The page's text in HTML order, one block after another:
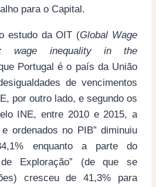
para o Capital.
estudo da OIT (Global Wage
wage inequality in the
Portugal é o país da União
de vencimentos
por outro lado, e segundo os
INE, entre 2010 e 2015, a
ordenados no PIB” diminuiu
enquanto a parte do
Exploração” (de que se
cresceu de 41,3% para